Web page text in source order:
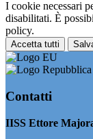
I cookie necessari
disabilitati. È
policy.
Accetta tutti
Contatti
IISS Ettore